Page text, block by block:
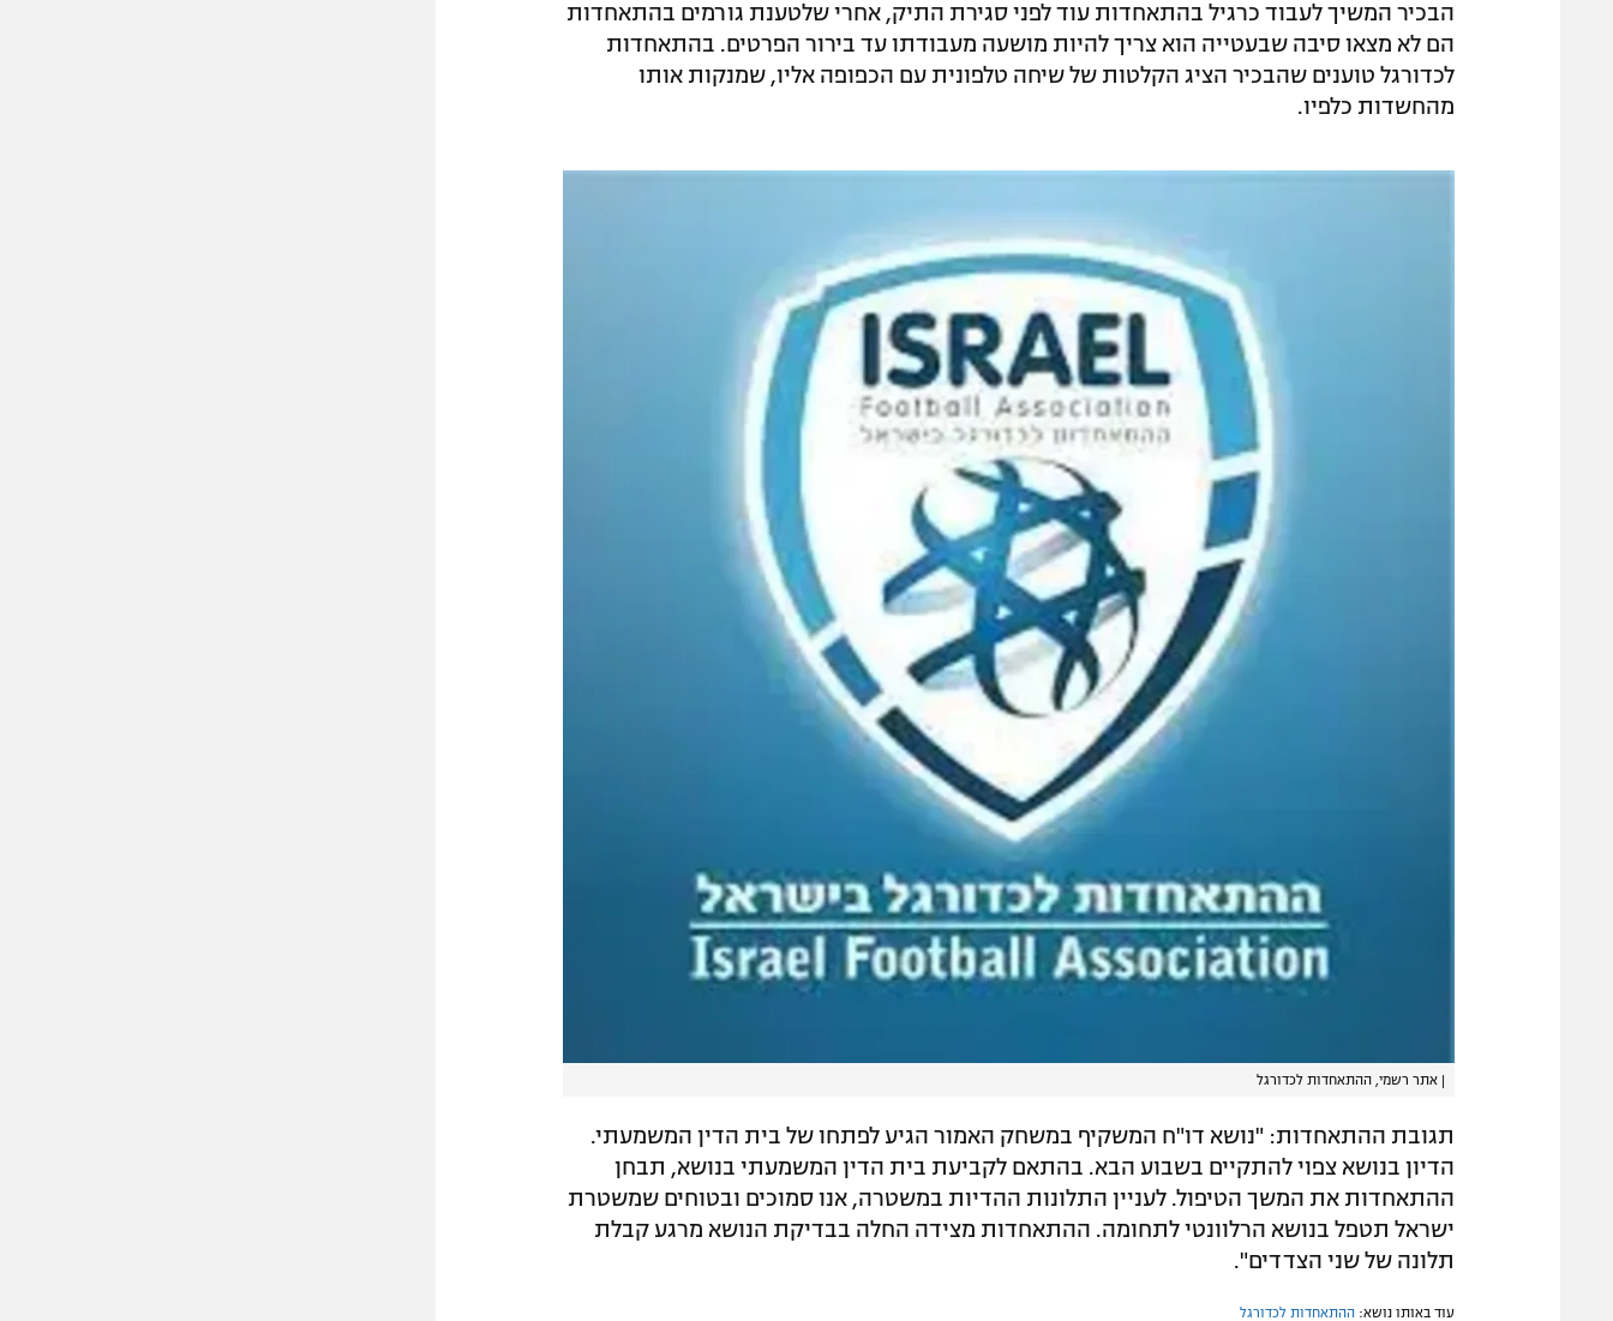
הבכיר המשיך לעבוד כרגיל בהתאחדות עוד לפני סגירת התיק, אחרי שלטענת גורמים בהתאחדות
הם לא מצאו סיבה שבעטייה הוא צריך להיות מושעה מעבודתו עד בירור הפרטים. בהתאחדות
לכדורגל טוענים שהבכיר הציג הקלטות של שיחה טלפונית עם הכפופה אליו, שמנקות אותו
מהחשדות כלפיו.
| אתר רשמי, ההתאחדות לכדורגל
תגובת ההתאחדות: "נושא דו"ח המשקיף במשחק האמור הגיע לפתחו של בית הדין המשמעתי.
הדיון בנושא צפוי להתקיים בשבוע הבא. בהתאם לקביעת בית הדין המשמעתי בנושא, תבחן
ההתאחדות את המשך הטיפול. לעניין התלונות ההדיות במשטרה, אנו סמוכים ובטוחים שמשטרת
ישראל תטפל בנושא הרלוונטי לתחומה. ההתאחדות מצידה החלה בבדיקת הנושא מרגע קבלת
תלונה של שני הצדדים".
עוד באותו נושא: ההתאחדות לכדורגל